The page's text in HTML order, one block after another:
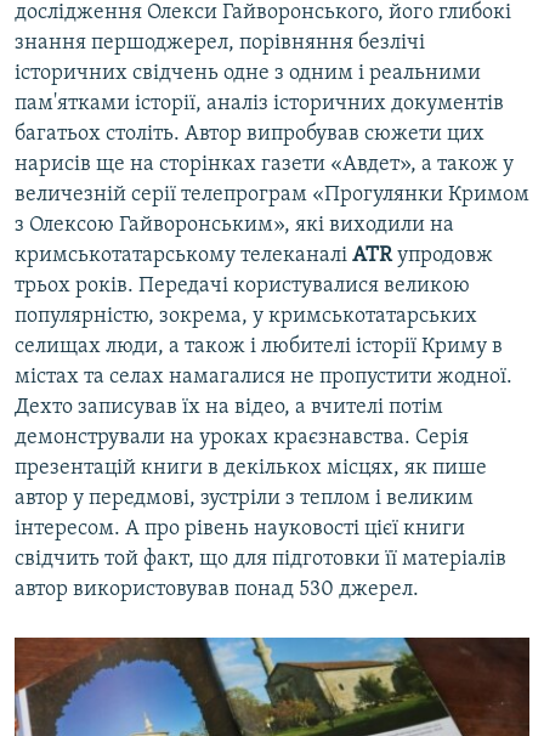
дослідження Олекси Гайворонського, його глибокі
знання першоджерел, порівняння безлічі
історичних свідчень одне з одним і реальними
пам'ятками історії, аналіз історичних документів
багатьох століть. Автор випробував сюжети цих
нарисів ще на сторінках газети «Авдет», а також у
величезній серії телепрограм «Прогулянки Кримом
з Олексою Гайворонським», які виходили на
кримськотатарському телеканалі ATRупродовж
трьох років. Передачі користувалися великою
популярністю, зокрема, у кримськотатарських
селищах люди, а також і любителі історії Криму в
містах та селах намагалися не пропустити жодної.
Дехто записував їх на відео, а вчителі потім
демонстрували на уроках краєзнавства. Серія
презентацій книги в декількох місцях, як пише
автор у передмові, зустріли з теплом і великим
інтересом. А про рівень науковості цієї книги
свідчить той факт, що для підготовки її матеріалів
автор використовував понад 530 джерел.